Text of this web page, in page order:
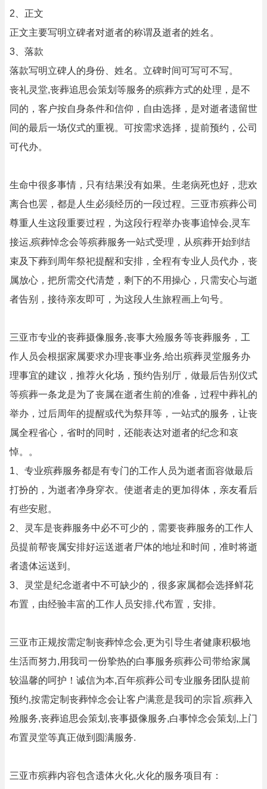
2、正文
正文主要写明立碑者对逝者的称谓及逝者的姓名。
3、落款
落款写明立碑人的身份、姓名。立碑时间可写可不写。
丧礼灵堂,丧葬追思会策划等服务的殡葬方式的处理，是不
同的，客户按自身条件和信仰，自由选择，是对逝者遗留世
间的最后一场仪式的重视。可按需求选择，提前预约，公司
可代办。
生命中很多事情，只有结果没有如果。生老病死也好，悲欢
离合也罢，都是人生必须经历的一段过程。三亚市殡葬公司
尊重人生这段重要过程，为这段行程举办丧事追悼会,灵车
接运,殡葬悼念会等殡葬服务一站式受理，从殡葬开始到结
束及下葬到周年祭祀提醒和安排，全程有专业人员代办，丧
属放心，把所需交代清楚，剩下的不用操心，只需安心与逝
者告别，接待亲友即可，为这段人生旅程画上句号。
三亚市专业的丧葬摄像服务,丧事大殓服务等丧葬服务，工
作人员会根据家属要求办理丧事业务,给出殡葬灵堂服务办
理事宜的建议，推荐火化场，预约告别厅，做最后告别仪式
等殡葬一条龙是为了丧属在逝者生前的准备，过程中葬礼的
举办，过后周年的提醒或代为祭拜等，一站式的服务，让丧
属全程省心，省时的同时，还能表达对逝者的纪念和哀
悼。。
1、专业殡葬服务都是有专门的工作人员为逝者面容做最后
打扮的，为逝者净身穿衣。使逝者走的更加得体，亲友看后
有些安慰。
2、灵车是丧葬服务中必不可少的，需要丧葬服务的工作人
员提前帮丧属安排好运送逝者尸体的地址和时间，准时将逝
者遗体运送到。
3、灵堂是纪念逝者中不可缺少的，很多家属都会选择鲜花
布置，由经验丰富的工作人员安排,代布置，安排。
三亚市正规按需定制丧葬悼念会,更为引导生者健康积极地
生活而努力,用我司一份挚热的白事服务殡葬公司带给家属
较温馨的呵护！诚信为本,百年殡葬公司专业服务团队提前
预约,按需定制丧葬悼念会让客户满意是我司的宗旨,殡葬入
殓服务,丧葬追思会策划,丧事摄像服务,白事悼念会策划,上门
布置灵堂等真正做到圆满服务.
三亚市殡葬内容包含遗体火化,火化的服务项目有：